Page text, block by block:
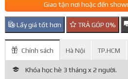
Giao tận nơi hoặc đến
Lấy giá tốt hơn TRẢ GÓP 0%
Chính sách Hà Nội TP.HCM
Khóa học hè 3 tháng x 2 người.